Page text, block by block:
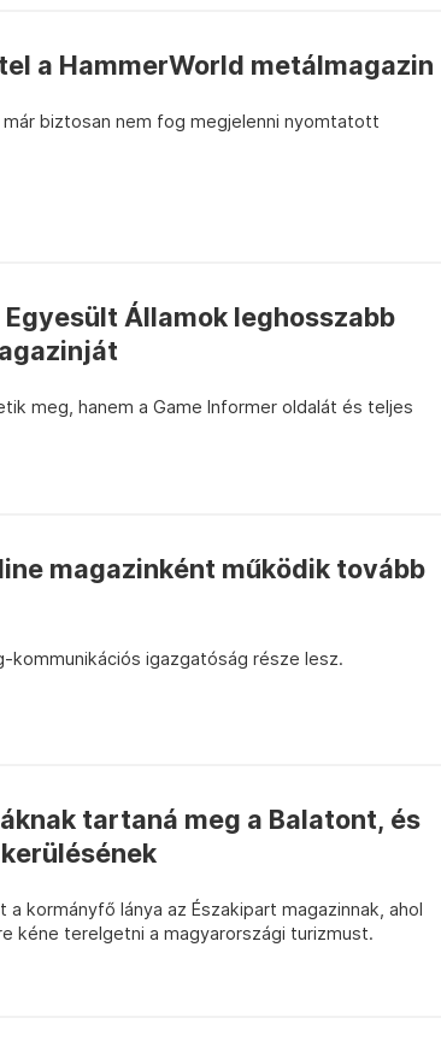
a HammerWorld metálmagazin
biztosan nem fog megjelenni nyomtatott
Államok leghosszabb
meg, hanem a Game Informer oldalát és teljes
magazinként működik tovább
igazgatóság része lesz.
tartaná meg a Balatont, és
kormányfő lánya az Északipart magazinnak, ahol
kéne terelgetni a magyarországi turizmust.